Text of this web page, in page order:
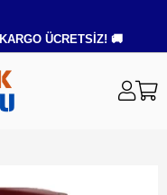
ÜCRETSİZ! 🚚